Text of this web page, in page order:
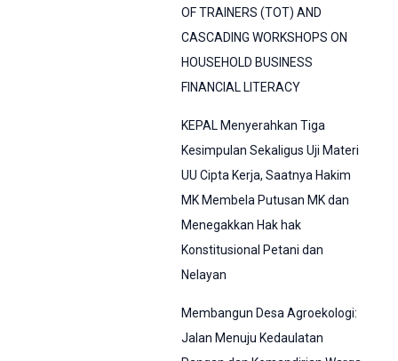
OF TRAINERS (TOT) AND
CASCADING WORKSHOPS ON
HOUSEHOLD BUSINESS
FINANCIAL LITERACY
KEPAL Menyerahkan Tiga
Kesimpulan Sekaligus Uji Materi
UU Cipta Kerja, Saatnya Hakim
MK Membela Putusan MK dan
Menegakkan Hak hak
Konstitusional Petani dan
Nelayan
Membangun Desa Agroekologi:
Jalan Menuju Kedaulatan